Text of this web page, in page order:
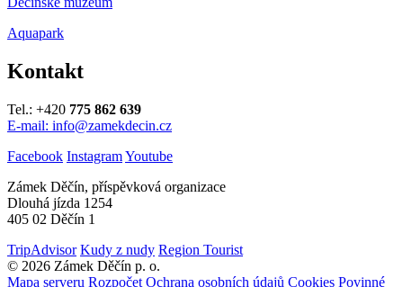
Aquapark
Kontakt
Tel.: +420 775 862 639
E-mail: info@zamekdecin.cz
Facebook InstagramYoutube
Zámek Děčín, příspěvková organizace
Dlouhá jízda 1254
405 02 Děčín 1
TripAdvisor Kudy z nudy Region Tourist
© 2026 Zámek Děčín p. o.
Mapa serveru Rozpočet Ochrana osobních údajů Cookies Povinné